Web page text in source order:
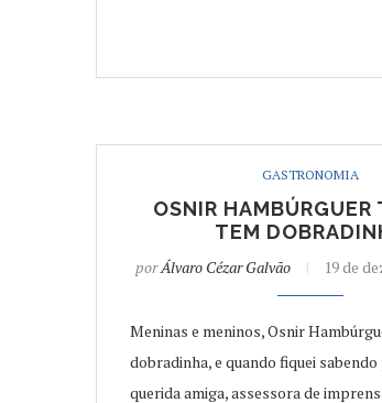
GASTRONOMIA
OSNIR HAMBÚRGUER
TEM
porÁlvaro Cézar Galvão 19 de
Meninas e meninos, Osnir
dobradinha, e quando fiquei
querida amiga, assessora de